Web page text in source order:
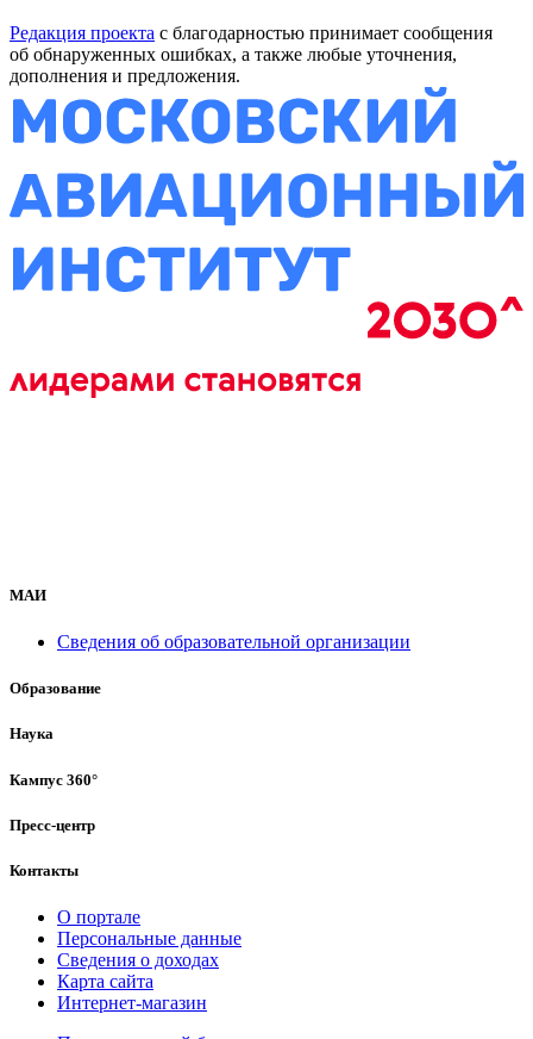
Редакция проекта с благодарностью принимает сообщения
об обнаруженных ошибках, а также любые уточнения,
дополнения и предложения.
МАИ
Сведения об образовательной организации
Образование
Наука
Кампус 360°
Пресс-центр
Контакты
О портале
Персональные данные
Сведения о доходах
Карта сайта
Интернет-магазин